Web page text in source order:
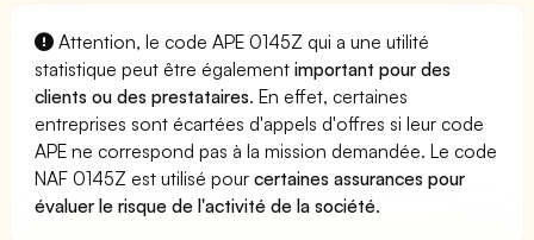
Attention, le code APE 0145Z qui a une utilité
statistique peut être égalementimportant pour des
clients ou des prestataires. En effet, certaines
entreprises sont écartées d'appels d'offres si leur code
APE ne correspond pas à la mission demandée. Le code
NAF 0145Z est utilisé pourcertaines assurances pour
évaluer le risque de l'activité de la société.